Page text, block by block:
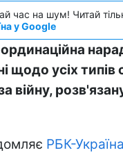
час на шум! Читай
у Google
щодо усіх типів
війну,
РБК-Україна